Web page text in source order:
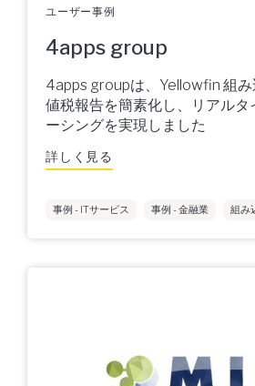
ユーザー事例
4apps group
4apps groupは、Yellowfin 組
値税報告を簡素化し、リアルタ
ーシングを実現しました
詳しく見る
事例 - ITサービス 事例 - 金融業 組み